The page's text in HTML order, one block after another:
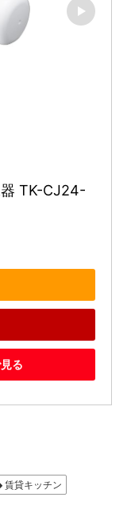
TK-CJ24-
る
賃貸キッチン